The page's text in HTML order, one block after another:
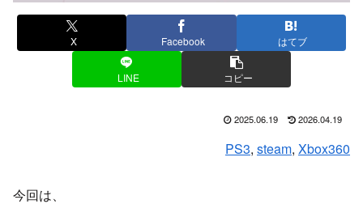
X Facebook はてブ
LINE コピー
2025.06.19 2026.04.19
PS3, steam, Xbox360
今回は、